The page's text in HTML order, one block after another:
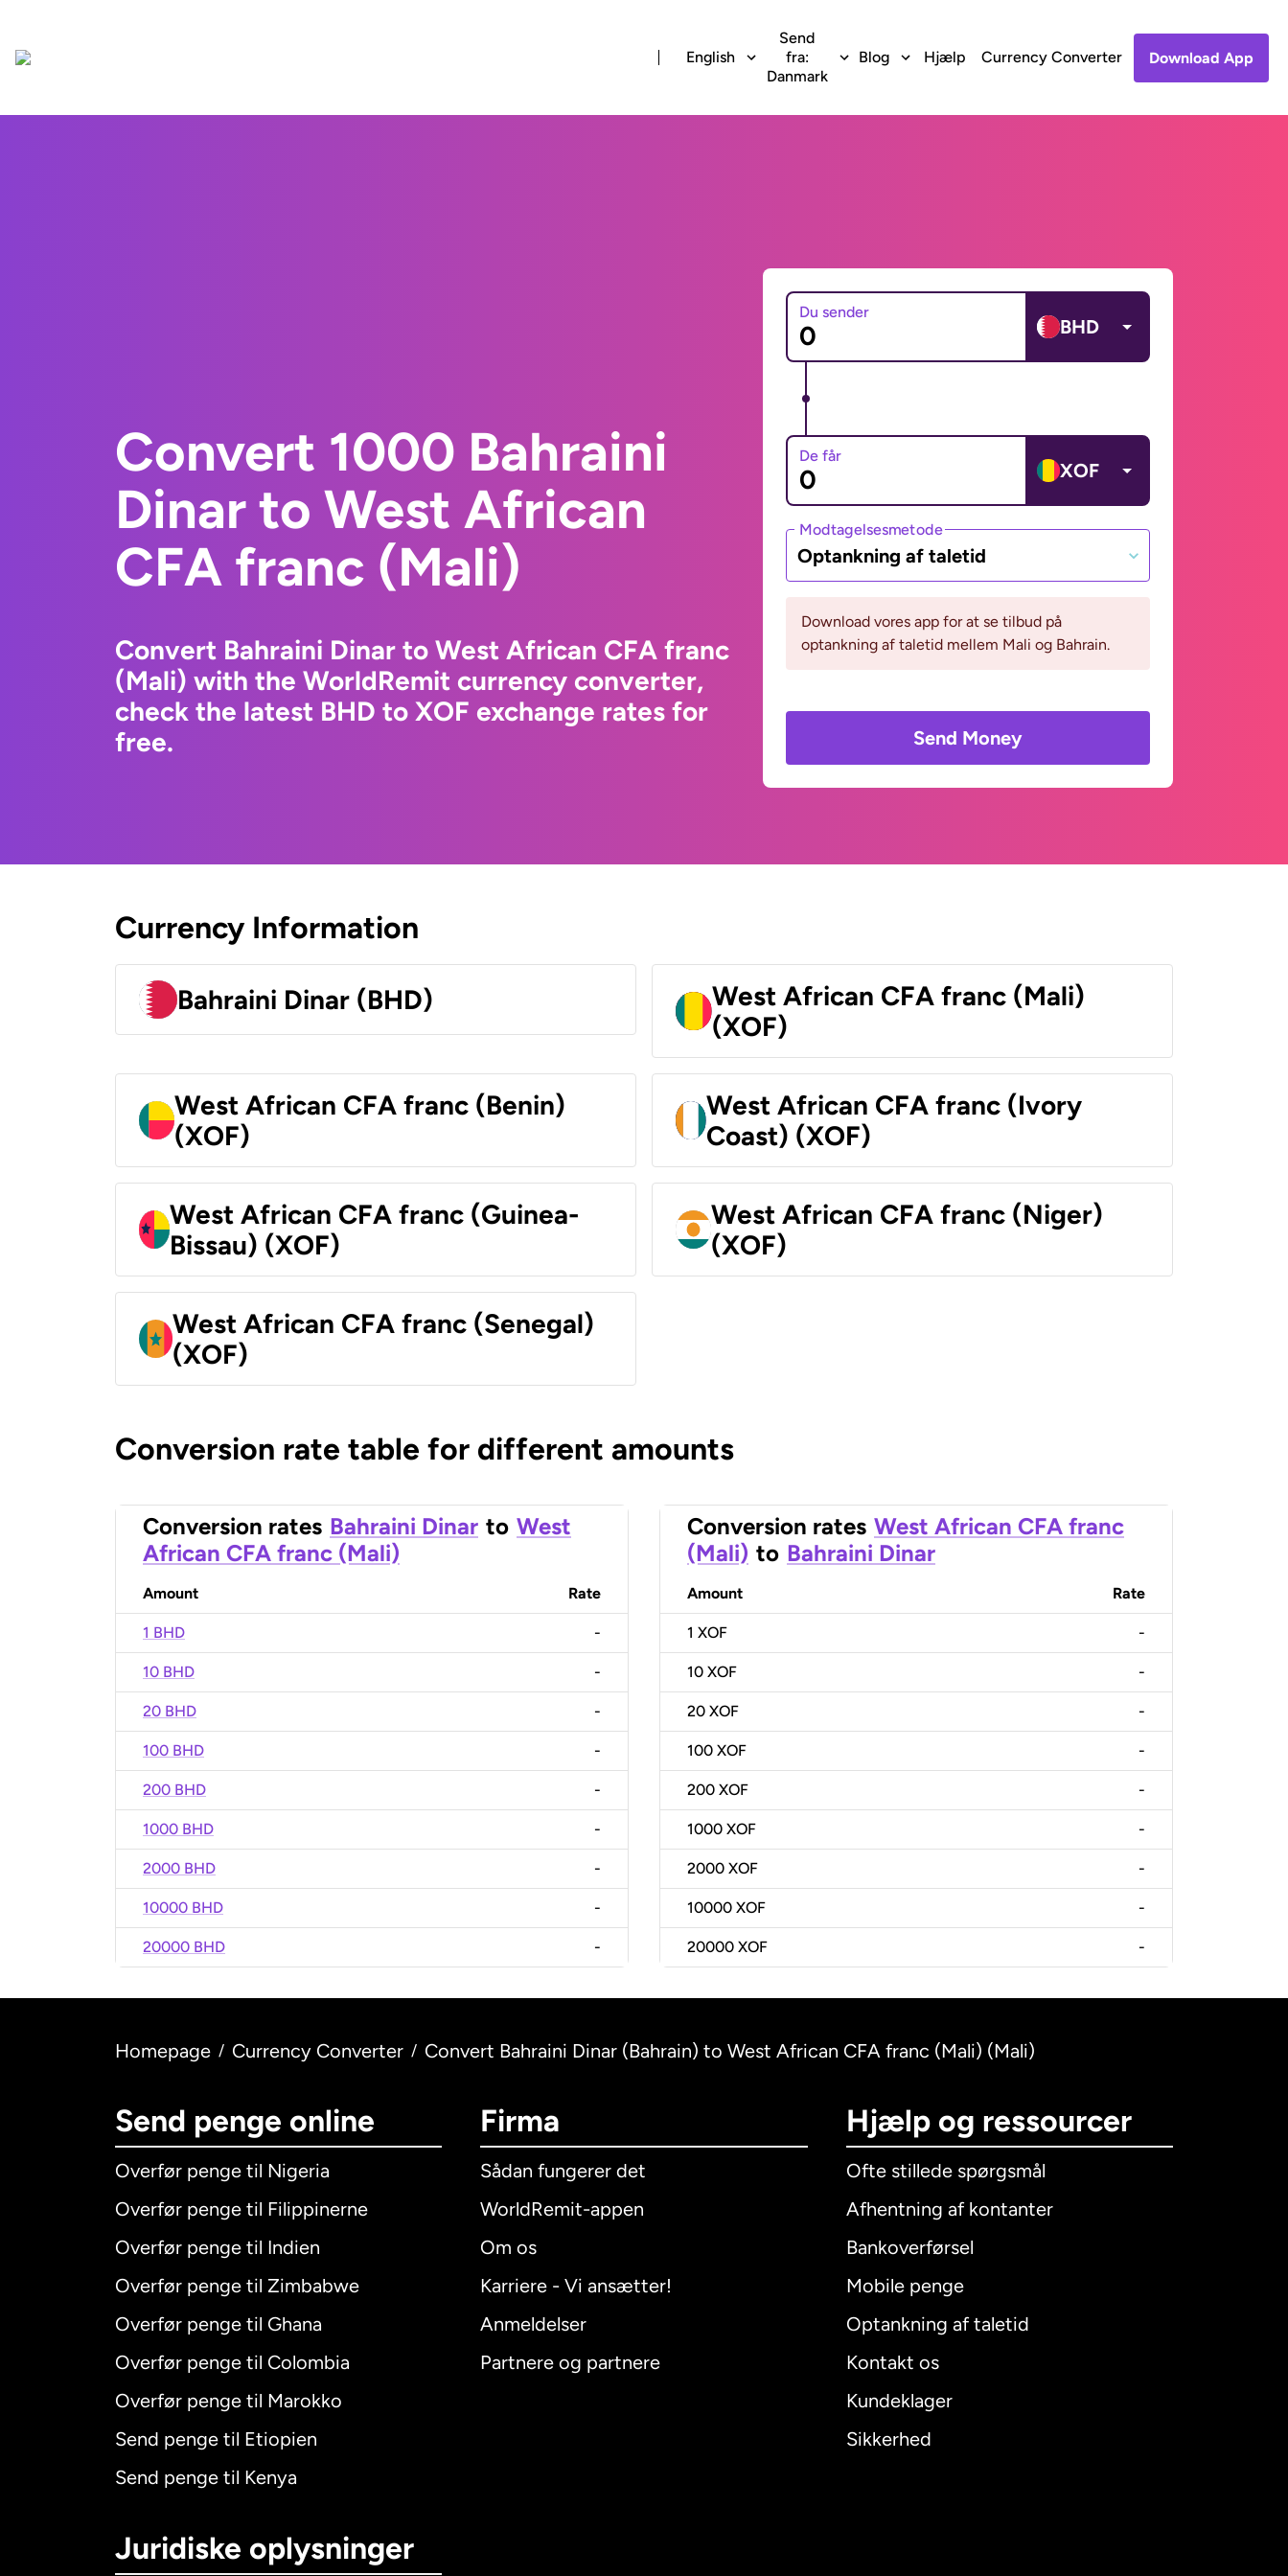
English
Send
fra:
Danmark
Blog Hjælp Currency Converter Download App
Convert 1000 Bahraini
Dinar to West African
CFA franc (Mali)
Convert Bahraini Dinar to West African CFA franc
(Mali) with the WorldRemit currency converter,
check the latest BHD to XOF exchange rates for
free.
Du sender
BHD
De får
XOF
Modtagelsesmetode
Optankning af taletid
Download vores app for at se tilbud på
optankning af taletid mellem Mali og Bahrain.
Send Money
Currency Information
Bahraini Dinar (BHD)
West African CFA franc (Mali)
(XOF)
West African CFA franc (Benin)
(XOF)
West African CFA franc (Ivory
Coast) (XOF)
West African CFA franc (Guinea-
Bissau) (XOF)
West African CFA franc (Niger)
(XOF)
West African CFA franc (Senegal)
(XOF)
Conversion rate table for different amounts
Conversion rates Bahraini Dinar to West
African CFA franc (Mali)
Amount Rate
1 BHD -
10 BHD -
20 BHD -
100 BHD -
200 BHD -
1000 BHD -
2000 BHD -
10000 BHD -
20000 BHD -
Conversion rates West African CFA franc
(Mali) to Bahraini Dinar
Amount Rate
1 XOF -
10 XOF -
20 XOF -
100 XOF -
200 XOF -
1000 XOF -
2000 XOF -
10000 XOF -
20000 XOF -
Homepage / Currency Converter / Convert Bahraini Dinar (Bahrain) to West African CFA franc (Mali) (Mali)
Send penge online
Overfør penge til Nigeria
Overfør penge til Filippinerne
Overfør penge til Indien
Overfør penge til Zimbabwe
Overfør penge til Ghana
Overfør penge til Colombia
Overfør penge til Marokko
Send penge til Etiopien
Send penge til Kenya
Firma
Sådan fungerer det
WorldRemit-appen
Om os
Karriere - Vi ansætter!
Anmeldelser
Partnere og partnere
Hjælp og ressourcer
Ofte stillede spørgsmål
Afhentning af kontanter
Bankoverførsel
Mobile penge
Optankning af taletid
Kontakt os
Kundeklager
Sikkerhed
Juridiske oplysninger